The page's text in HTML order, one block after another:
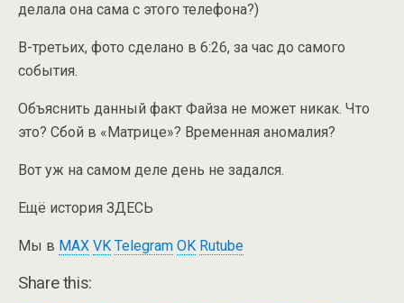
делала она сама с этого телефона?)
В-третьих, фото сделано в 6:26, за час до самого
события.
Объяснить данный факт Файза не может никак. Что
это? Сбой в «Матрице»? Временная аномалия?
Вот уж на самом деле день не задался.
Ещё история ЗДЕСЬ
Мы в MAX VK Telegram OK Rutube
Share this: